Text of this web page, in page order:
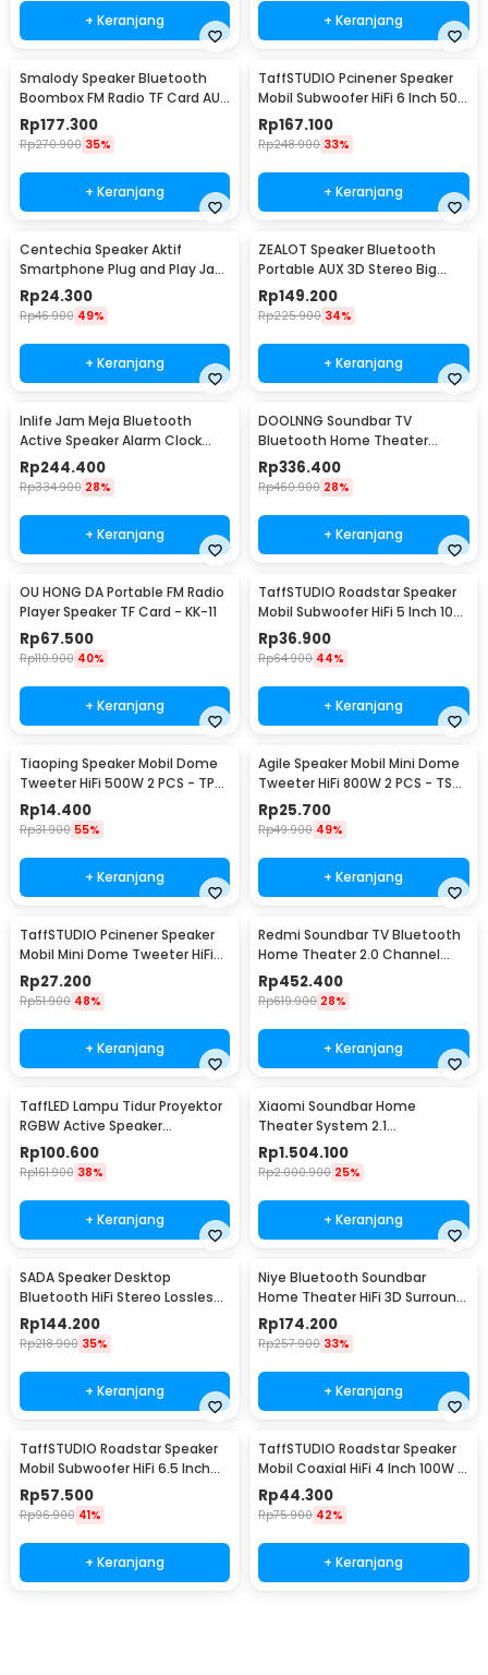
+ Keranjang + Keranjang
Smalody Speaker Bluetooth
Boombox FM Radio TF Card AUX
USB 1200mAh 10W - SL-10
Rp177.300
Rp270.900 35%
+ Keranjang
TaffSTUDIO Pcinener Speaker
Mobil Subwoofer HiFi 6 Inch 500
W 2 PCS - TS-1672
Rp167.100
Rp248.900 33%
+ Keranjang
Centechia Speaker Aktif
Smartphone Plug and Play Jack
3.5mm AUX - DN828
Rp24.300
Rp46.900 49%
+ Keranjang
ZEALOT Speaker Bluetooth
Portable AUX 3D Stereo Big
Bass Subwoofer 5W - S32
Rp149.200
Rp225.900 34%
+ Keranjang
Inlife Jam Meja Bluetooth
Active Speaker Alarm Clock
Radio USB Charge - K11
Rp244.400
Rp334.900 28%
+ Keranjang
DOOLNNG Soundbar TV
Bluetooth Home Theater
Stereo Subwoofer AUX 20W -
BS-28B
Rp336.400
Rp460.900 28%
+ Keranjang
OU HONG DA Portable FM Radio
Player Speaker TF Card - KK-11
Rp67.500
Rp110.900 40%
+ Keranjang
TaffSTUDIO Roadstar Speaker
Mobil Subwoofer HiFi 5 Inch 100
W 1 PCS - VO-502
Rp36.900
Rp64.900 44%
+ Keranjang
Tiaoping Speaker Mobil Dome
Tweeter HiFi 500W 2 PCS - TP-
005A
Rp14.400
Rp31.900 55%
+ Keranjang
Agile Speaker Mobil Mini Dome
Tweeter HiFi 800W 2 PCS - TS-
T120
Rp25.700
Rp49.900 49%
+ Keranjang
TaffSTUDIO Pcinener Speaker
Mobil Mini Dome Tweeter HiFi
140W 2 PCS - TS-T280
Rp27.200
Rp51.900 48%
+ Keranjang
Redmi Soundbar TV Bluetooth
Home Theater 2.0 Channel
Stereo AUX 30W - MDZ-34-DA
Rp452.400
Rp619.900 28%
+ Keranjang
TaffLED Lampu Tidur Proyektor
RGBW Active Speaker
Bluetooth Remote - BL-XK01
Rp100.600
Rp161.900 38%
+ Keranjang
Xiaomi Soundbar Home
Theater System 2.1
Subwoofers 100W Bluetooth
5.0 - MDZ-35-DA
Rp1.504.100
Rp2.000.900 25%
+ Keranjang
SADA Speaker Desktop
Bluetooth HiFi Stereo Lossless
Decoding AUX 3W - V-111
Rp144.200
Rp218.900 35%
+ Keranjang
Niye Bluetooth Soundbar
Home Theater HiFi 3D Surround
- V8
Rp174.200
Rp257.900 33%
+ Keranjang
TaffSTUDIO Roadstar Speaker
Mobil Subwoofer HiFi 6.5 Inch
160W 1 PCS - VO-602
Rp57.500
Rp96.900 41%
+ Keranjang
TaffSTUDIO Roadstar Speaker
Mobil Coaxial HiFi 4 Inch 100W 1
PCS - VO-402
Rp44.300
Rp75.900 42%
+ Keranjang